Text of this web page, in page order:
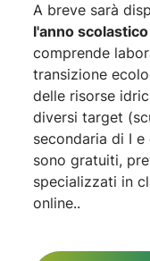
A breve sarà
l'anno
comprende
transizione
delle risorse
diversi target
secondaria di I
sono gratuiti,
specializzati in
online..